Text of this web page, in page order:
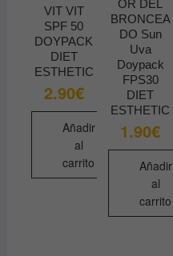
VIT VIT
SPF 50
DOYPACK
DIET
ESTHETIC
2.90€
Añadir
al
carrito
OR DEL
BRONCEA
DO Sun
Uva
Doypack
FPS30
DIET
ESTHETIC
1.90€
Añadir
al
carrito